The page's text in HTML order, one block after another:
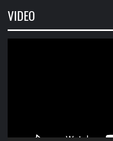
VIDEO